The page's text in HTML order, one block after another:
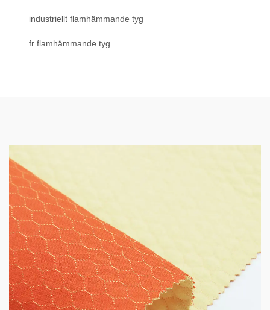
industriellt flamhämmande tyg
fr flamhämmande tyg